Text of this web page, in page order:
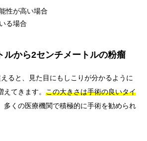
性が高い場合
る場合
ルから2センチメートルの粉瘤
ると、見た目にもしこりが分かるように
てきます。 この大きさは手術の良いタイ
多くの医療機関で積極的に手術を勧められ